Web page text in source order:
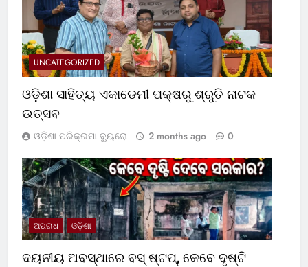
UNCATEGORIZED
ଓଡ଼ିଶା ସାହିତ୍ୟ ଏକାଡେମୀ ପକ୍ଷରୁ ଶ୍ରୁତି ନାଟକ
ଉତ୍ସବ
ଓଡ଼ିଶା ପରିକ୍ରମା ବ୍ୟୁରୋ 2 months ago 0
ଅପରାଧ ଓଡ଼ିଶା
ଦୟନୀୟ ଅବସ୍ଥାରେ ବସ୍‌ ଷ୍ଟପ୍‌, କେବେ ଦୃଷ୍ଟି